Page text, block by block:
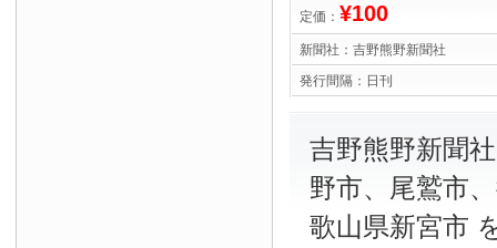
定価： ¥100
新聞社： 吉野熊野新聞社
発行間隔： 日刊
吉野熊野新聞
野市、尾鷲市
歌山県新宮市